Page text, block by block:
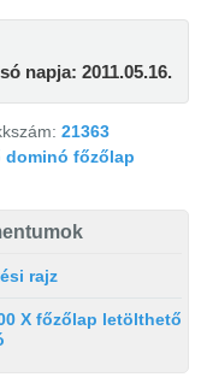
napja: 2011.05.16.
21363
dominó főzőlap
rajz
X főzőlap letölthető